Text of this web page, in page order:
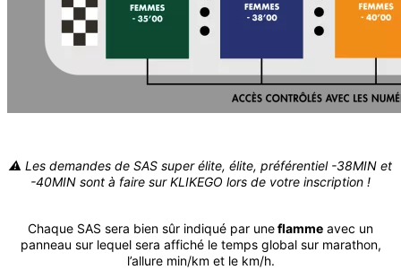
⚠️ Les demandes de SAS super élite, élite, préférentiel -38MIN et
-40MIN sont à faire sur KLIKEGO lors de votre inscription !
Chaque SAS sera bien sûr indiqué par uneflamme avec un
panneau sur lequel sera affiché le temps global sur marathon,
l’allure min/km et le km/h.